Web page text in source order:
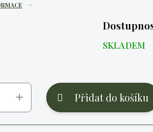
SKLADEM
Přidat do košíku